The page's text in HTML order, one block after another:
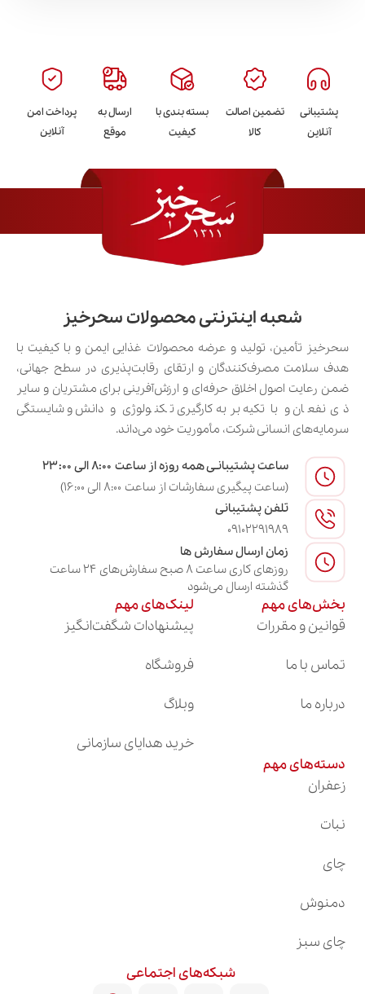
پشتیبانی
آنلاین
تضمین اصالت
کالا
بسته بندی با
کیفیت
ارسال به
موقع
پرداخت امن
آنلاین
شعبه اینترنتی محصولات سحرخیز
سحرخیز تأمین، تولید و عرضه محصولات غذایی ایمن و با کیفیت با
هدف سلامت مصرف‌کنندگان و ارتقای رقابت‌پذیری در سطح جهانی،
ضمن رعایت اصول اخلاق حرفه‌ای و ارزش‌آفرینی برای مشتریان و سایر
ذی‌نفعان و با تکیه بر به‌کارگیری تکنولوژی و دانش و شایستگی
سرمایه‌های انسانی شرکت، مأموریت خود می‌داند.
ساعت پشتیبانـی همه روزه از ساعت ۸:۰۰ الی ۲۳:۰۰
(ساعت پیگیری سفارشات از ساعت ۸:۰۰ الی ۱۶:۰۰)
تلفن پشتیبانی
09102291989
زمان ارسال سفارش ها
روزهای کاری ساعت ۸ صبح سفارش‌های ۲۴ ساعت
گذشته ارسال می‌شود
بخش‌های مهم
قوانین و مقررات
تماس با ما
درباره ما
لینک‌های مهم
پیشنهادات شگفت‌انگیز
فروشگاه
وبلاگ
خرید هدایای سازمانی
دسته‌های مهم
زعفران
نبات
چای
دمنوش
چای سبز
شبکه‌های اجتماعی